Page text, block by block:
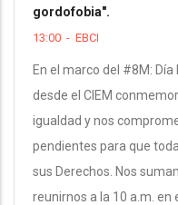
gordofobia".
13:00 - EBCI
En el marco del #8M:
desde el CIEM
igualdad y nos
pendientes para que
sus Derechos. Nos
reunirnos a la 10 a.m. en